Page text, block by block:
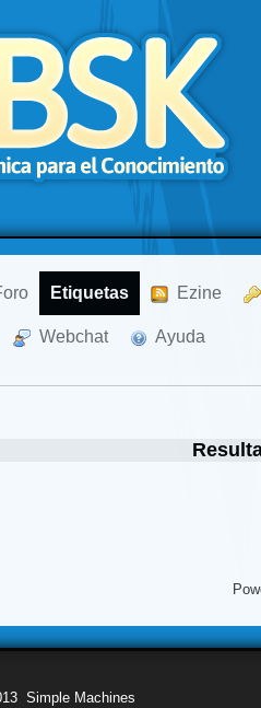
Etiquetas Ezine
Webchat Ayuda
Simple Machines